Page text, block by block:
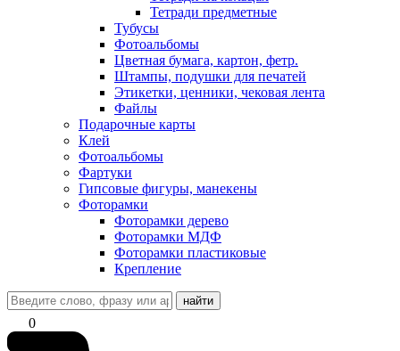
Тетради предметные
Тубусы
Фотоальбомы
Цветная бумага, картон, фетр.
Штампы, подушки для печатей
Этикетки, ценники, чековая лента
Файлы
Подарочные карты
Клей
Фотоальбомы
Фартуки
Гипсовые фигуры, манекены
Фоторамки
Фоторамки дерево
Фоторамки МДФ
Фоторамки пластиковые
Крепление
найти
0